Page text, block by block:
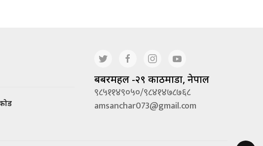
बबरमहल -२९ काठमाडौं, नेपाल
९८५११४९०५०/९८४१४७८७६८
amsanchar073@gmail.com